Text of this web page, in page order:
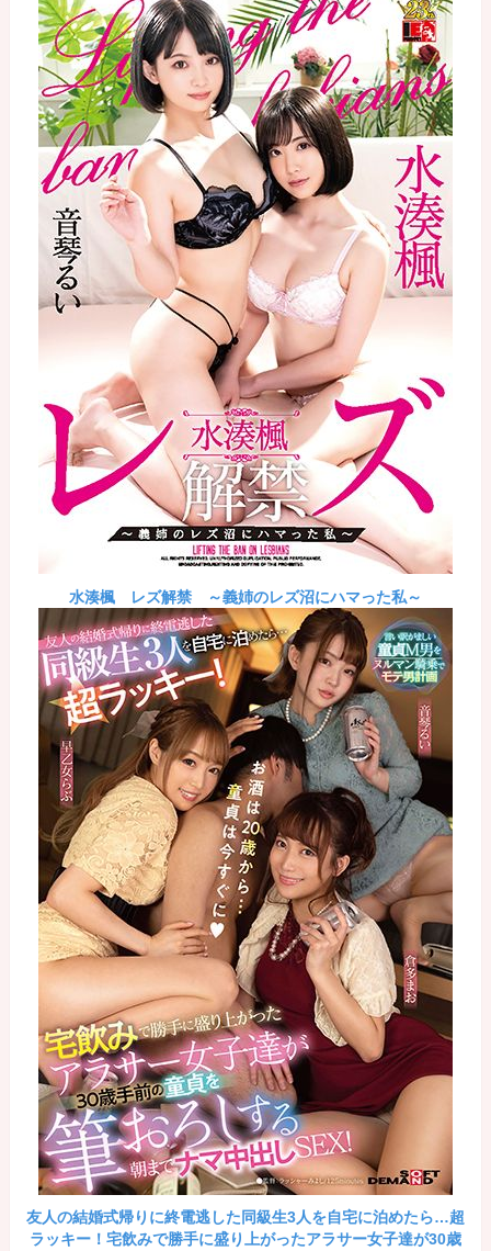
水湊楓 レズ解禁 ～義姉のレズ沼にハマった私～
友人の結婚式帰りに終電逃した同級生3人を自宅に泊めたら…超
ラッキー！宅飲みで勝手に盛り上がったアラサー女子達が30歳